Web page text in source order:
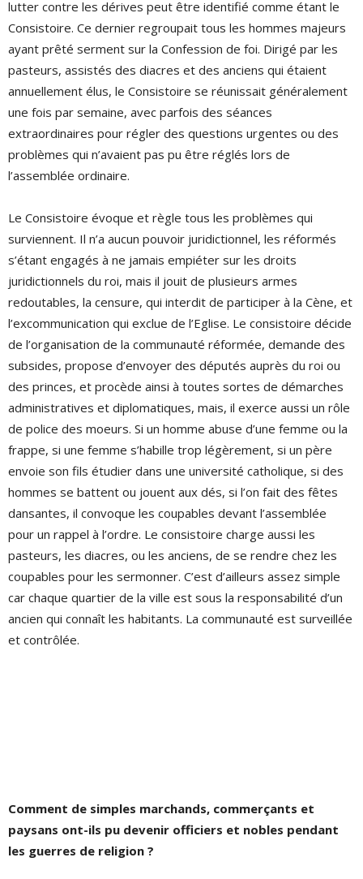
lutter contre les dérives peut être identifié comme étant le
Consistoire. Ce dernier regroupait tous les hommes majeurs
ayant prêté serment sur la Confession de foi. Dirigé par les
pasteurs, assistés des diacres et des anciens qui étaient
annuellement élus, le Consistoire se réunissait généralement
une fois par semaine, avec parfois des séances
extraordinaires pour régler des questions urgentes ou des
problèmes qui n’avaient pas pu être réglés lors de
l’assemblée ordinaire.
Le Consistoire évoque et règle tous les problèmes qui
surviennent. Il n’a aucun pouvoir juridictionnel, les réformés
s’étant engagés à ne jamais empiéter sur les droits
juridictionnels du roi, mais il jouit de plusieurs armes
redoutables, la censure, qui interdit de participer à la Cène, et
l’excommunication qui exclue de l’Eglise. Le consistoire décide
de l’organisation de la communauté réformée, demande des
subsides, propose d’envoyer des députés auprès du roi ou
des princes, et procède ainsi à toutes sortes de démarches
administratives et diplomatiques, mais, il exerce aussi un rôle
de police des moeurs. Si un homme abuse d’une femme ou la
frappe, si une femme s’habille trop légèrement, si un père
envoie son fils étudier dans une université catholique, si des
hommes se battent ou jouent aux dés, si l’on fait des fêtes
dansantes, il convoque les coupables devant l’assemblée
pour un rappel à l’ordre. Le consistoire charge aussi les
pasteurs, les diacres, ou les anciens, de se rendre chez les
coupables pour les sermonner. C’est d’ailleurs assez simple
car chaque quartier de la ville est sous la responsabilité d’un
ancien qui connaît les habitants. La communauté est surveillée
et contrôlée.
Comment de simples marchands, commerçants et
paysans ont-ils pu devenir officiers et nobles pendant
les guerres de religion ?